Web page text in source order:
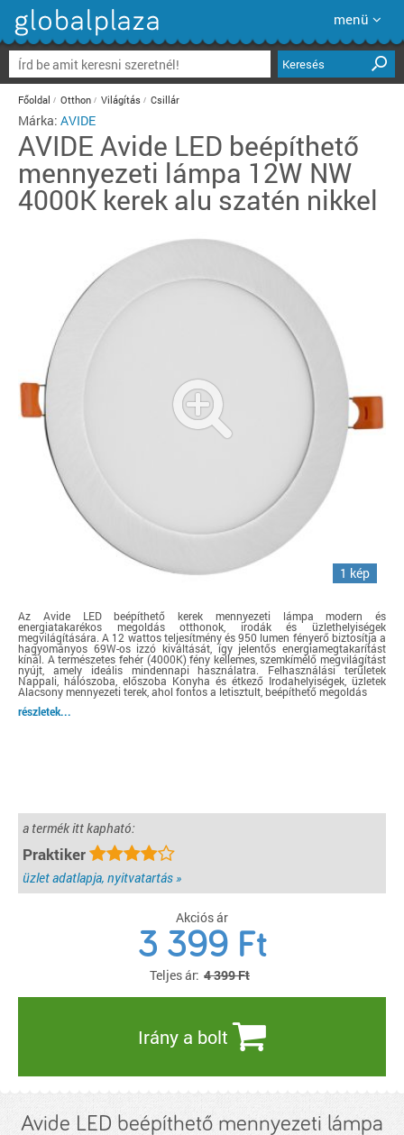
menü
Keresés
Főoldal Otthon Világítás Csillár
Márka: AVIDE
AVIDE Avide LED beépíthető
mennyezeti lámpa 12W NW
4000K kerek alu szatén nikkel
1 kép
Az Avide LED beépíthető kerek mennyezeti lámpa modern és
energiatakarékos megoldás otthonok, irodák és üzlethelyiségek
megvilágítására. A 12 wattos teljesítmény és 950 lumen fényerő biztosítja a
hagyományos 69W-os izzó kiváltását, így jelentős energiamegtakarítást
kínál. A természetes fehér (4000K) fény kellemes, szemkímélő megvilágítást
nyújt, amely ideális mindennapi használatra. Felhasználási területek
Nappali, hálószoba, előszoba Konyha és étkező Irodahelyiségek, üzletek
Alacsony mennyezeti terek, ahol fontos a letisztult, beépíthető megoldás
részletek...
a termék itt kapható:
Praktiker
üzlet adatlapja, nyitvatartás »
Akciós ár
3 399 Ft
Teljes ár: 4 399 Ft
Irány a bolt
Avide LED beépíthető mennyezeti lámpa